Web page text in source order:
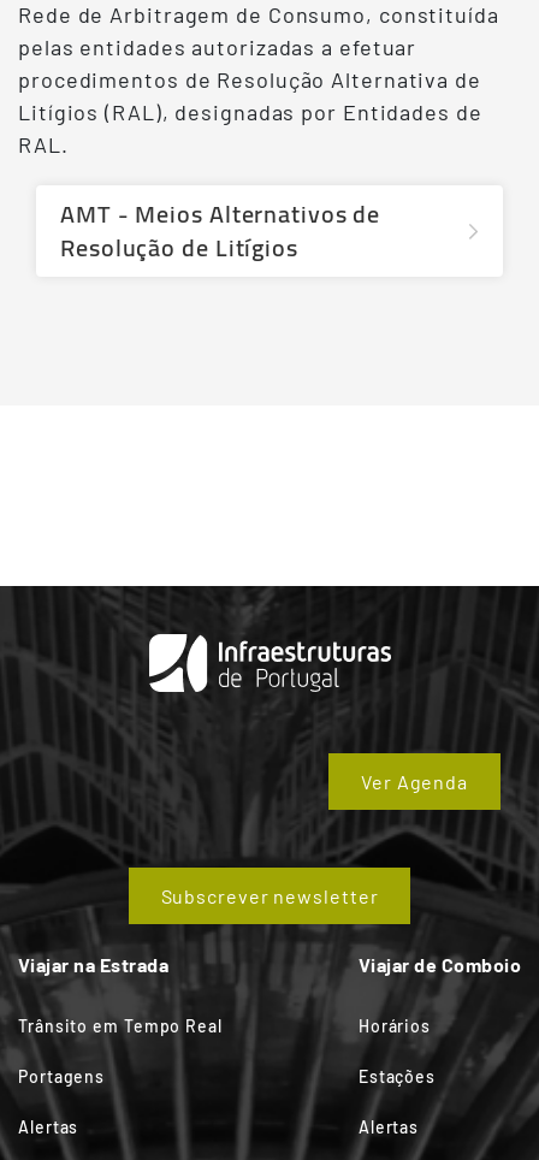
Rede de Arbitragem de Consumo, constituída
pelas entidades autorizadas a efetuar
procedimentos de Resolução Alternativa de
Litígios (RAL), designadas por Entidades de
RAL.
AMT - Meios Alternativos de
Resolução de Litígios
Ver Agenda
Subscrever newsletter
Viajar na Estrada
Trânsito em Tempo Real
Portagens
Alertas
Viajar de Comboio
Horários
Estações
Alertas